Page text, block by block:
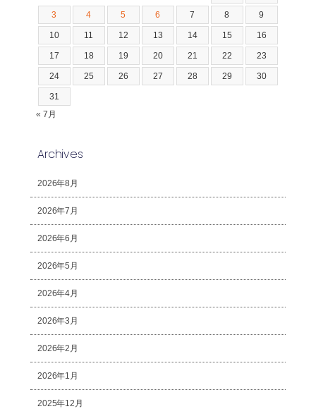
3 4 5 6 7 8 9
10 11 12 13 14 15 16
17 18 19 20 21 22 23
24 25 26 27 28 29 30
31
« 7月
Archives
2026年8月
2026年7月
2026年6月
2026年5月
2026年4月
2026年3月
2026年2月
2026年1月
2025年12月